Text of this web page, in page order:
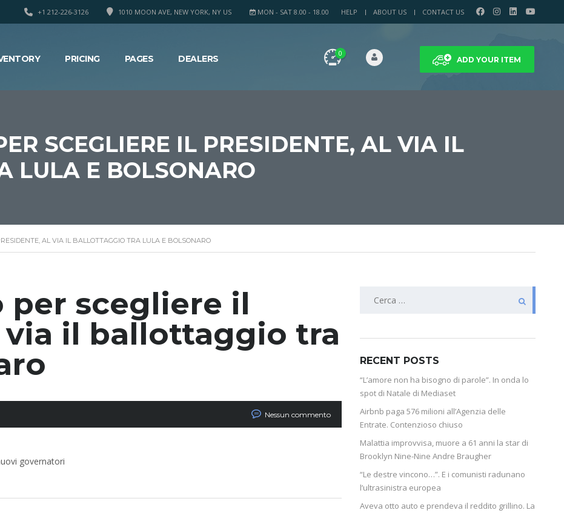
HELP ABOUT US CONTACT US
MON - SAT 8.00 - 18.00
1010 MOON AVE, NEW YORK, NY US
+1 212-226-3126
ADD YOUR ITEM
0
PRICING PAGES DEALERS
SCEGLIERE IL PRESIDENTE, AL VIA IL
LULA E BOLSONARO
AL VIA IL BALLOTTAGGIO TRA LULA E BOLSONARO
per scegliere il
il ballottaggio tra
Nessun commento
governatori
RECENT POSTS
“L’amore non ha bisogno di parole”. In onda lo
spot di Natale di Mediaset
Airbnb paga 576 milioni all’Agenzia delle
Entrate. Contenzioso chiuso
Malattia improvvisa, muore a 61 anni la star di
Brooklyn Nine-Nine Andre Braugher
“Le destre vincono…”. E i comunisti radunano
l’ultrasinistra europea
Aveva otto auto e prendeva il reddito grillino. La